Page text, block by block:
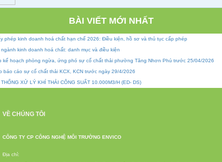
BÀI VIẾT MỚI NHẤT
phép kinh doanh hoá chất hạn chế 2026: Điều kiện, hồ sơ và thủ tục cấp phép
ngành kinh doanh hoá chất: danh mục và điều kiện
kế hoạch phòng ngừa, ứng phó sự cố chất thải phường Tăng Nhơn Phú trước 25/04/2026
báo cáo sự cố chất thải KCX, KCN trước ngày 29/4/2026
THỐNG XỬ LÝ KHÍ THẢI CÔNG SUẤT 10.000M3/H (ED- DS)
VỀ CHÚNG TÔI
CÔNG TY CP CÔNG NGHỆ MÔI TRƯỜNG ENVICO
Địa chỉ: